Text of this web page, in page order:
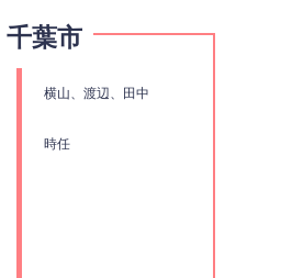
千葉市
横山、渡辺、田中
時任